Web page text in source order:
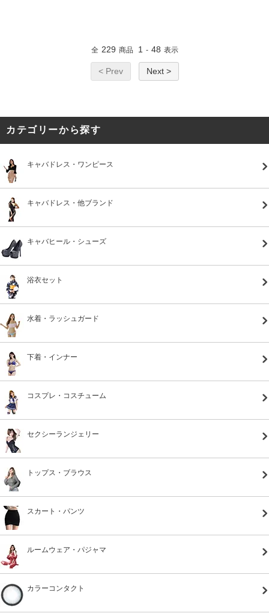
全 229 商品 1 - 48 表示
< Prev Next >
カテゴリーから探す
キャバドレス・ワンピース
キャバドレス・他ブランド
キャバヒール・シューズ
浴衣セット
水着・ラッシュガード
下着・インナー
コスプレ・コスチューム
セクシーランジェリー
トップス・ブラウス
スカート・パンツ
ルームウェア・パジャマ
カラーコンタクト